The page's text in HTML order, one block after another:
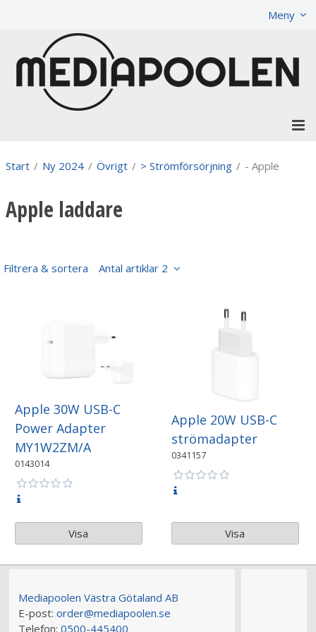
Meny
Start / Ny 2024 / Övrigt / > Strömförsörjning / - Apple
Apple laddare
Filtrera & sortera Antal artiklar 2
Apple 30W USB-C
Power Adapter
MY1W2ZM/A
0143014
Visa
Apple 20W USB-C
strömadapter
0341157
Visa
Mediapoolen Västra Götaland AB
E-post: order@mediapoolen.se
Telefon: 0500-445400